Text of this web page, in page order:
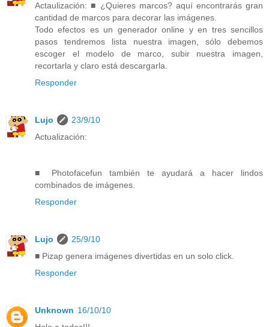
Actaulización: ■ ¿Quieres marcos? aquí encontrarás gran
cantidad de marcos para decorar las imágenes.
Todo efectos es un generador online y en tres sencillos
pasos tendremos lista nuestra imagen, sólo debemos
escoger el modelo de marco, subir nuestra imagen,
recortarla y claro está descargarla.
Responder
Lujo
23/9/10
Actualización:
■ Photofacefun también te ayudará a hacer lindos
combinados de imágenes.
Responder
Lujo
25/9/10
■ Pizap genera imágenes divertidas en un solo click.
Responder
Unknown 16/10/10